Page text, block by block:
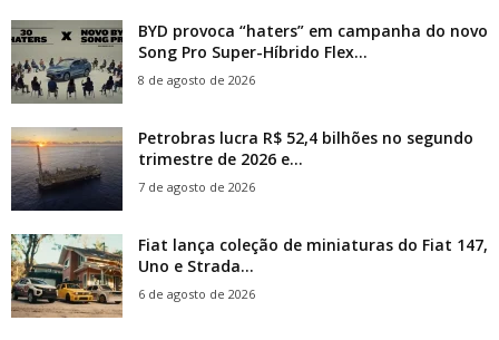
BYD provoca “haters” em campanha do novo
Song Pro Super-Híbrido Flex...
8 de agosto de 2026
Petrobras lucra R$ 52,4 bilhões no segundo
trimestre de 2026 e...
7 de agosto de 2026
Fiat lança coleção de miniaturas do Fiat 147,
Uno e Strada...
6 de agosto de 2026